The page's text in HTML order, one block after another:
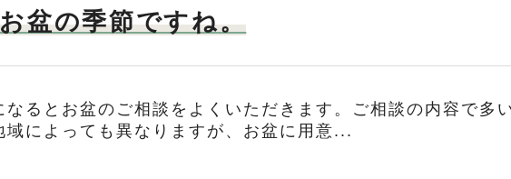
盆の季節ですね。
なるとお盆のご相談をよくいただきます。ご相談の内容で多
域によっても異なりますが、お盆に用意...